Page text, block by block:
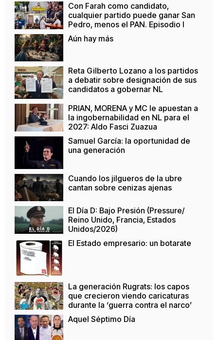
Con Farah como candidato,
cualquier partido puede ganar San
Pedro, menos el PAN. Episodio I
Aún hay más
Reta Gilberto Lozano a los partidos
a debatir sobre designación de sus
candidatos a gobernar NL
PRIAN, MORENA y MC le apuestan a
la ingobernabilidad en NL para el
2027: Aldo Fasci Zuazua
Samuel García: la oportunidad de
una generación
Cuando los jilgueros de la ubre
cantan sobre cenizas ajenas
El Día D: Bajo Presión (Pressure/
Reino Unido, Francia, Estados
Unidos/2026)
El Estado empresario: un botarate
La generación Rugrats: los capos
que crecieron viendo caricaturas
durante la ‘guerra contra el narco’
Aquel Séptimo Día